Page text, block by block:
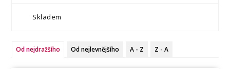
Skladem
Od nejdražšího Od nejlevnějšího A - Z Z - A